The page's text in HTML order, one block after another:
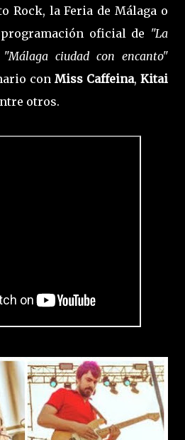
Rock, la Feria de Málaga o
oficial de "La
"Málaga ciudad con encanto"
con Miss Caffeina, Kitai
otros.